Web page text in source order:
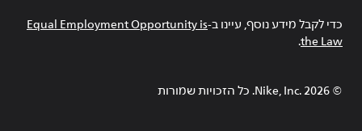
כדי לקבל מידע נוסף, עיינו ב-Equal Employment Opportunity is
the Law
.
©
2026